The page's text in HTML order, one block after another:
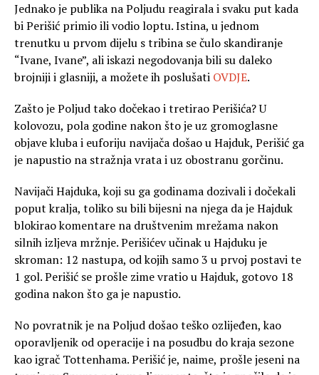
Jednako je publika na Poljudu reagirala i svaku put kada
bi Perišić primio ili vodio loptu. Istina, u jednom
trenutku u prvom dijelu s tribina se čulo skandiranje
“Ivane, Ivane”, ali iskazi negodovanja bili su daleko
brojniji i glasniji, a možete ih poslušati OVDJE.
Zašto je Poljud tako dočekao i tretirao Perišića? U
kolovozu, pola godine nakon što je uz gromoglasne
objave kluba i euforiju navijača došao u Hajduk, Perišić ga
je napustio na stražnja vrata i uz obostranu gorčinu.
Navijači Hajduka, koji su ga godinama dozivali i dočekali
poput kralja, toliko su bili bijesni na njega da je Hajduk
blokirao komentare na društvenim mrežama nakon
silnih izljeva mržnje. Perišićev učinak u Hajduku je
skroman: 12 nastupa, od kojih samo 3 u prvoj postavi te
1 gol. Perišić se prošle zime vratio u Hajduk, gotovo 18
godina nakon što ga je napustio.
No povratnik je na Poljud došao teško ozlijeđen, kao
oporavljenik od operacije i na posudbu do kraja sezone
kao igrač Tottenhama. Perišić je, naime, prošle jeseni na